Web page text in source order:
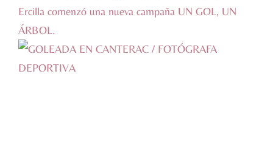
Ercilla comenzó una nueva campaña UN GOL, UN
ÁRBOL.